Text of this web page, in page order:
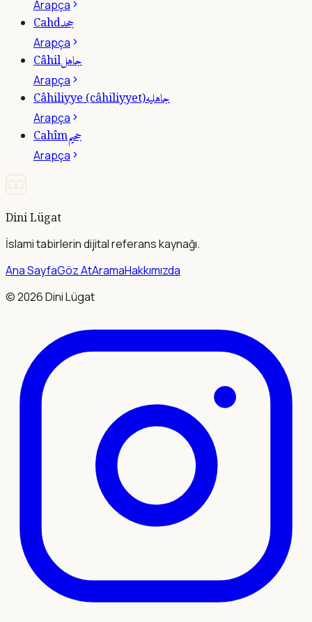
Arapça
Cahdجحد
Arapça
Câhilجاهل
Arapça
Câhiliyye (câhiliyyet)جاهليه
Arapça
Cahîmجحيم
Arapça
Dini Lügat
İslami tabirlerin dijital referans kaynağı.
Ana SayfaGöz AtAramaHakkımızda
©2026Dini Lügat